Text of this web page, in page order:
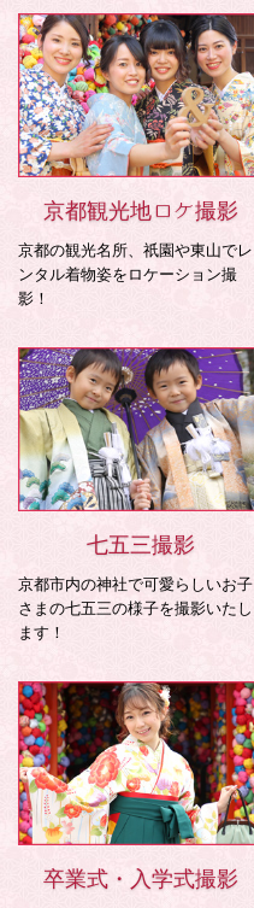
京都観光地ロケ撮影
京都の観光名所、祇園や東山でレ
ンタル着物姿をロケーション撮
影！
七五三撮影
京都市内の神社で可愛らしいお子
さまの七五三の様子を撮影いたし
ます！
卒業式・入学式撮影